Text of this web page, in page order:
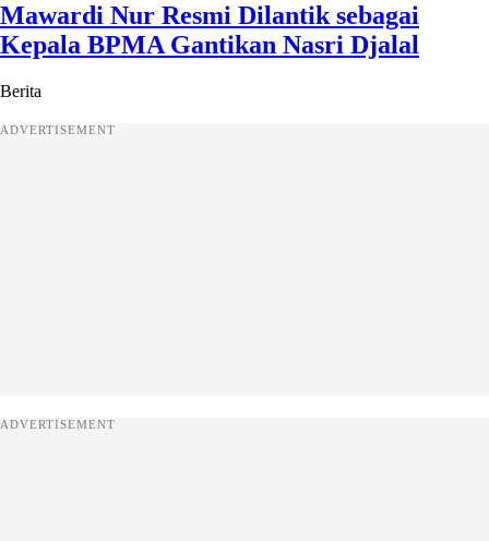
Mawardi Nur Resmi Dilantik sebagai
Kepala BPMA Gantikan Nasri Djalal
Berita
ADVERTISEMENT
ADVERTISEMENT